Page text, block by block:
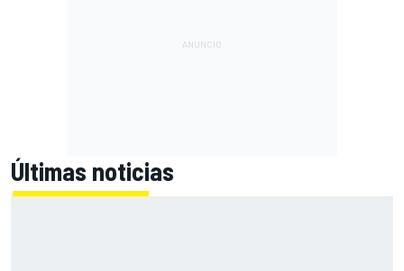
Últimas noticias